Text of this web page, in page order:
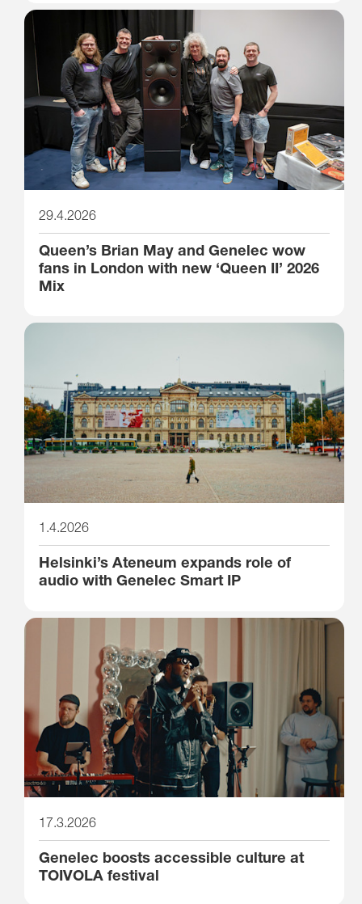
29.4.2026
Queen’s Brian May and Genelec wow
fans in London with new ‘Queen II’ 2026
Mix
1.4.2026
Helsinki’s Ateneum expands role of
audio with Genelec Smart IP
17.3.2026
Genelec boosts accessible culture at
TOIVOLA festival